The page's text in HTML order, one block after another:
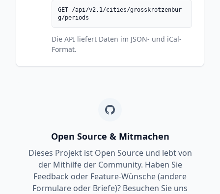
GET /api/v2.1/cities/grosskrotzenbur
g/periods
Die API liefert Daten im JSON- und iCal-
Format.
Open Source & Mitmachen
Dieses Projekt ist Open Source und lebt von
der Mithilfe der Community. Haben Sie
Feedback oder Feature-Wünsche (andere
Formulare oder Briefe)? Besuchen Sie uns